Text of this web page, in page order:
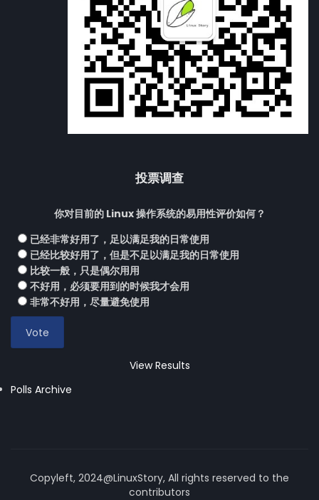
投票调查
你对目前的 Linux 操作系统的易用性评价如何？
已经非常好用了，足以满足我的日常使用
已经比较好用了，但是不足以满足我的日常使用
比较一般，只是偶尔用用
不好用，必须要用到的时候我才会用
非常不好用，尽量避免使用
View Results
Polls Archive
Copyleft, 2024@LinuxStory, All rights reserved to the
contributors